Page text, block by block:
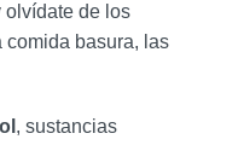
olvídate de los
comida basura, las
, sustancias